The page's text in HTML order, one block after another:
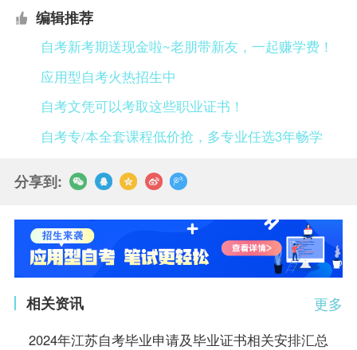
编辑推荐
自考新考期送现金啦~老朋带新友，一起赚学费！
应用型自考火热招生中
自考文凭可以考取这些职业证书！
自考专/本全套课程低价抢，多专业任选3年畅学
分享到:
更多
相关资讯
2024年江苏自考毕业申请及毕业证书相关安排汇总